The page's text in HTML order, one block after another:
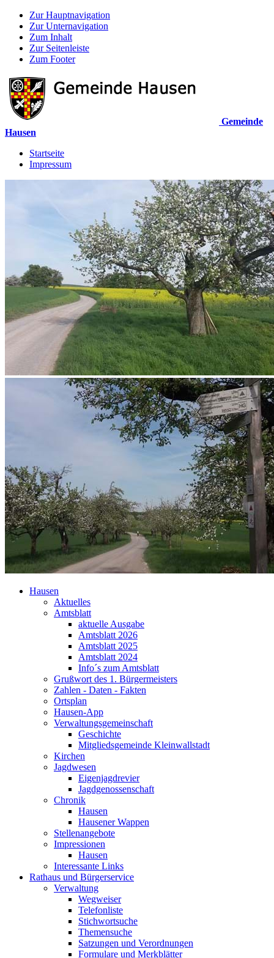
Zur Hauptnavigation
Zur Unternavigation
Zum Inhalt
Zur Seitenleiste
Zum Footer
Gemeinde
Hausen
Startseite
Impressum
Hausen
Aktuelles
Amtsblatt
aktuelle Ausgabe
Amtsblatt 2026
Amtsblatt 2025
Amtsblatt 2024
Info´s zum Amtsblatt
Grußwort des 1. Bürgermeisters
Zahlen - Daten - Fakten
Ortsplan
Hausen-App
Verwaltungsgemeinschaft
Geschichte
Mitgliedsgemeinde Kleinwallstadt
Kirchen
Jagdwesen
Eigenjagdrevier
Jagdgenossenschaft
Chronik
Hausen
Hausener Wappen
Stellenangebote
Impressionen
Hausen
Interessante Links
Rathaus und Bürgerservice
Verwaltung
Wegweiser
Telefonliste
Stichwortsuche
Themensuche
Satzungen und Verordnungen
Formulare und Merkblätter